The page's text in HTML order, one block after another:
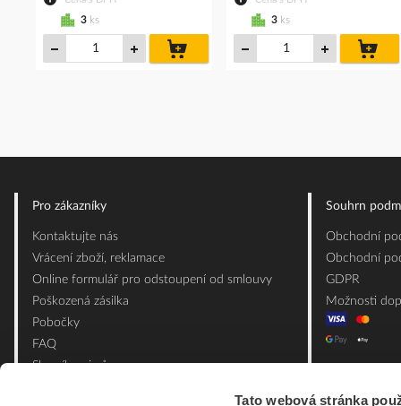
Tato webová stránka
3 ks
košíku
3 ks
Pro zákazníky
Kontaktujte nás
Vrácení zboží, reklamace
Online formulář pro odstoupení od smlouvy
Poškozená zásilka
Pobočky
FAQ
Slovník pojmů
Souhrn
Obchodní
Obchodní
GDPR
Možnosti